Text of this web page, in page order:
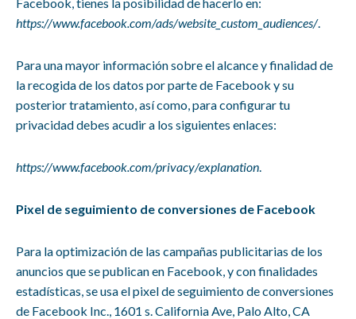
https://www.facebook.com/ads/website_custom_audiences/.
Para una mayor información sobre el alcance y finalidad de
la recogida de los datos por parte de Facebook y su
posterior tratamiento, así como, para configurar tu
privacidad debes acudir a los siguientes enlaces:
https://www.facebook.com/privacy/explanation.
Pixel de seguimiento de conversiones de Facebook
Para la optimización de las campañas publicitarias de los
anuncios que se publican en Facebook, y con finalidades
estadísticas, se usa el pixel de seguimiento de conversiones
de Facebook Inc., 1601 s. California Ave, Palo Alto, CA